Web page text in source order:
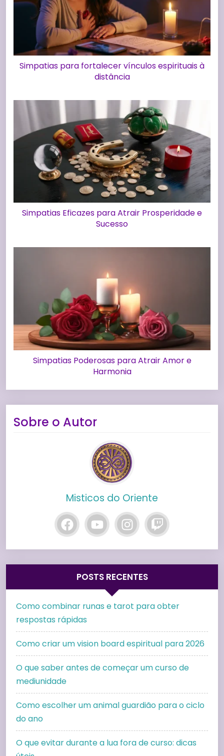
Simpatias para fortalecer vínculos espirituais à
distância
Simpatias Eficazes para Atrair Prosperidade e
Sucesso
Simpatias Poderosas para Atrair Amor e
Harmonia
Sobre o Autor
Misticos do Oriente
POSTS RECENTES
Como combinar runas e tarot para obter
respostas rápidas
Como criar um vision board espiritual para 2026
O que saber antes de começar um curso de
mediunidade
Como escolher um animal guardião para o ciclo
do ano
O que evitar durante a lua fora de curso: dicas